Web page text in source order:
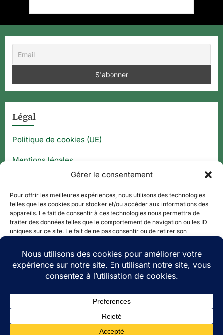
Gérer le consentement
Pour offrir les meilleures expériences, nous utilisons des technologies
telles que les cookies pour stocker et/ou accéder aux informations des
appareils. Le fait de consentir à ces technologies nous permettra de
traiter des données telles que le comportement de navigation ou les ID
uniques sur ce site. Le fait de ne pas consentir ou de retirer son
Accepter
Refuser
Voir les préférences
Légal
Politique de cookies (UE)
Mentions légales
Thématique
QUE FAIRE À ?
Copyright © 2026 Le Tourisme Revisité.
Theme: Oceanly Green by